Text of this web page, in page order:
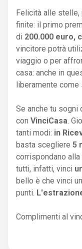
Felicità alle
finite: il primo
di 200.000 euro,
vincitore potrà
viaggio o per
casa: anche in
liberamente come
Se anche tu sogni
con VinciCasa .
tanti modi: in
basta scegliere 5
corrispondano
tutti, infatti, vinci
bello è che vinci
punti.
Complimenti al